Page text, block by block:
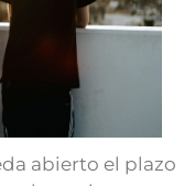
abierto el plazo